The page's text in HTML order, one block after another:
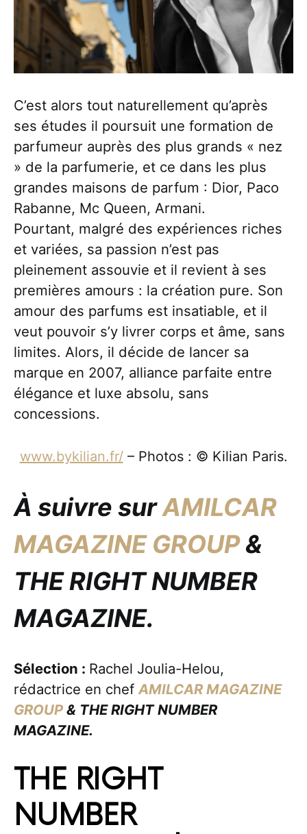
C’est alors tout naturellement qu’après
ses études il poursuit une formation de
parfumeur auprès des plus grands « nez
» de la parfumerie, et ce dans les plus
grandes maisons de parfum : Dior, Paco
Rabanne, Mc Queen, Armani.
Pourtant, malgré des expériences riches
et variées, sa passion n’est pas
pleinement assouvie et il revient à ses
premières amours : la création pure. Son
amour des parfums est insatiable, et il
veut pouvoir s’y livrer corps et âme, sans
limites. Alors, il décide de lancer sa
marque en 2007, alliance parfaite entre
élégance et luxe absolu, sans
concessions.
www.bykilian.fr/– Photos : © Kilian Paris.
À suivre surAMILCAR
MAGAZINE GROUP &
THE RIGHT NUMBER
MAGAZINE.
Sélection : Rachel Joulia-Helou,
rédactrice en chef AMILCAR MAGAZINE
GROUP & THE RIGHT NUMBER
MAGAZINE.
THE RIGHT
NUMBER